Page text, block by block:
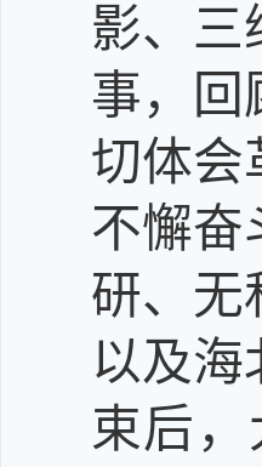
影、三
事，回
切体会
不懈奋
研、无
以及海
束后